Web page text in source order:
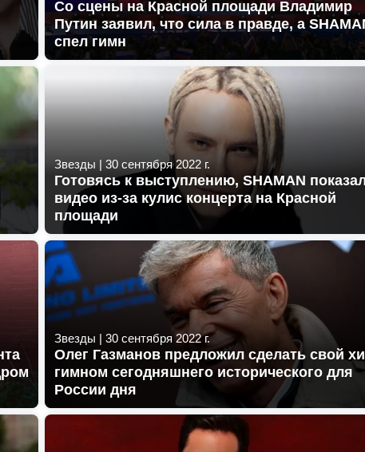
Со сцены на Красной площади Владимир
Путин заявил, что сила в правде, а
спел гимн
Звезды | 30 сентября 2022 г.
Готовясь к выступлению, SHAMAN
видео из-за кулис концерта на Красной
площади
Звезды | 30 сентября 2022 г.
Олег Газманов предложил сделать свой
гимном сегодняшнего исторического для
России дня